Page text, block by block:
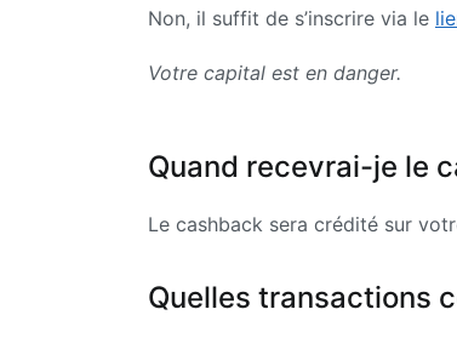
Non, il suffit de s’inscrire via le
Votre capital est en danger.
Quand recevrai-je le
Le cashback sera crédité sur
Quelles transactions